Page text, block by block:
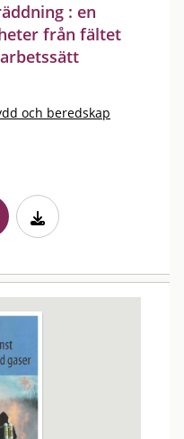
: en
från fältet
och beredskap